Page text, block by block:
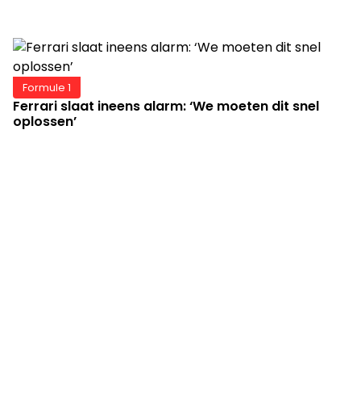
Formule 1
Ferrari slaat ineens alarm: ‘We moeten dit snel
oplossen’